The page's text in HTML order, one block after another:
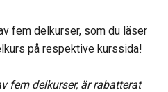
fem delkurser, som du läser
på respektive kurssida!
fem delkurser, är rabatterat